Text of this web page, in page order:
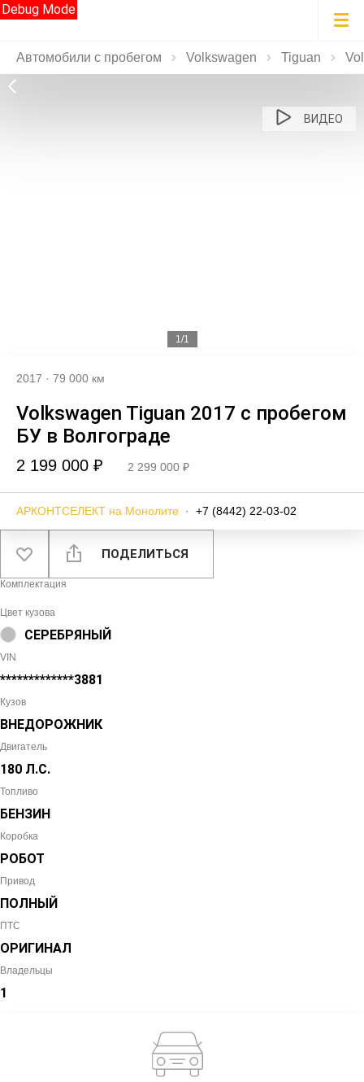
Debug Mode
Автомобили с пробегом Volkswagen Tiguan
1/1
ВИДЕО
2017 · 79 000 км
Volkswagen Tiguan 2017 с пробегом
БУ в Волгограде
2 199 000 ₽ 2 299 000 ₽
АРКОНТСЕЛЕКТ на Монолите · +7 (8442) 22-03-02
ПОДЕЛИТЬСЯ
Комплектация
Цвет кузова
СЕРЕБРЯНЫЙ
VIN
*************3881
Кузов
ВНЕДОРОЖНИК
Двигатель
180 Л.С.
Топливо
БЕНЗИН
Коробка
РОБОТ
Привод
ПОЛНЫЙ
ПТС
ОРИГИНАЛ
Владельцы
1